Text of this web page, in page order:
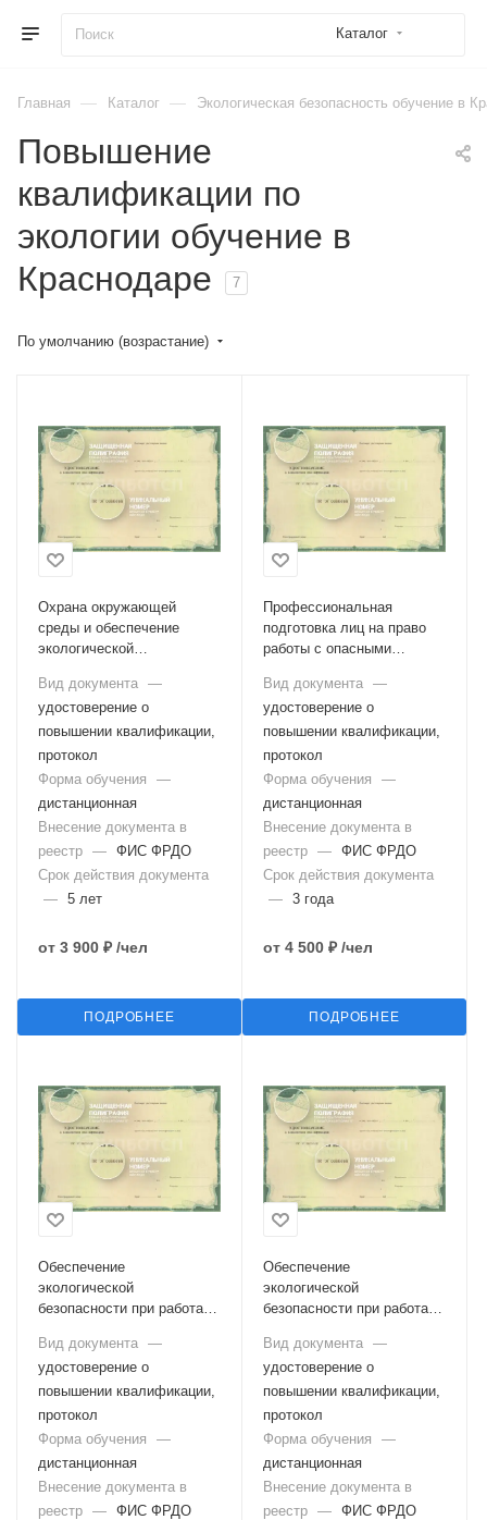
Каталог
Главная — Каталог — Экологическая безопасность обучение в
Повышение
квалификации по
экологии обучение в
Краснодаре
7
По умолчанию (возрастание)
Охрана окружающей
среды и обеспечение
экологической
руководителями и
специалистами
общехозяйственных
систем управления
Вид документа —
удостоверение о
повышении квалификации,
протокол
Форма обучения
—
дистанционная
Внесение документа в
реестр — ФИС ФРДО
Срок действия документа
— 5 лет
от 3 900 ₽ /чел
ПОДРОБНЕЕ
Профессиональная
подготовка лиц на право
работы с опасными
опасности
Вид документа —
удостоверение о
повышении квалификации,
протокол
Форма обучения
—
дистанционная
Внесение документа в
реестр — ФИС ФРДО
Срок действия документа
— 3 года
от 4 500 ₽ /чел
ПОДРОБНЕЕ
Обеспечение
экологической
безопасности при работах
отходами I-IV класса
опасности
Вид документа —
удостоверение о
повышении квалификации,
протокол
Форма обучения
—
дистанционная
Внесение документа в
реестр — ФИС ФРДО
Обеспечение
экологической
безопасности при работах
опасными отходами
Вид документа —
удостоверение о
повышении квалификации,
протокол
Форма обучения
—
дистанционная
Внесение документа в
реестр — ФИС ФРДО